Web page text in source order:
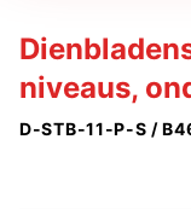
niveaus,
D-STB-11-P-S /